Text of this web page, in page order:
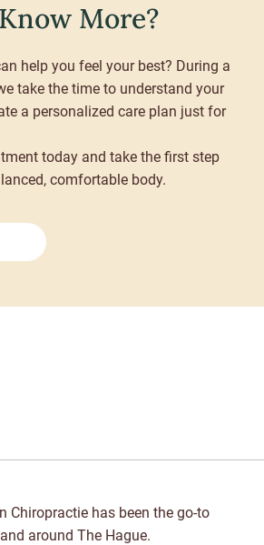
More?
help you feel your best? During a
take the time to understand your
a personalized care plan just for
today and take the first step
comfortable body.
Chiropractie has been the go-to
around The Hague.